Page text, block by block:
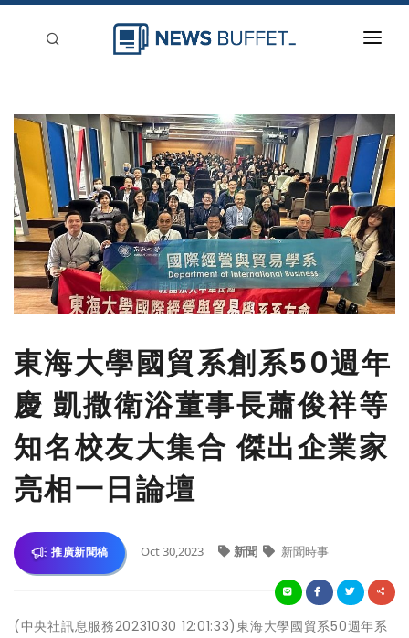
新聞稿分類
登入
刊登
東海大學國貿系創系50週年
慶 凱撒衛浴董事長蕭俊祥等
知名校友大集合 傑出企業家
亮相一日論壇
推廣新聞稿 Oct 30,2023 新聞 新聞時事
(中央社訊息服務20231030 12:01:33)東海大學國貿系50週年系